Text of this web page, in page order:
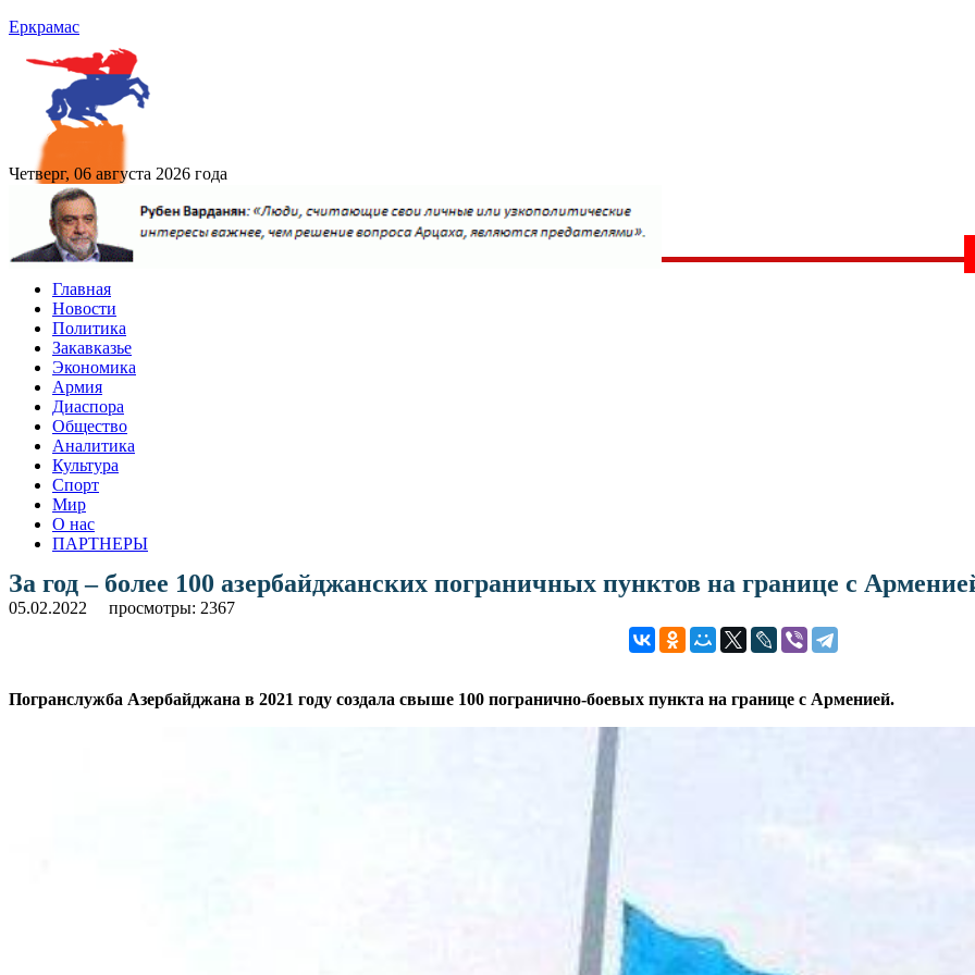
Еркрамас
Четверг, 06 августа 2026 года
Главная
Новости
Политика
Закавказье
Экономика
Армия
Диаспора
Общество
Аналитика
Культура
Спорт
Мир
О нас
ПАРТНЕРЫ
За год – более 100 азербайджанских пограничных пунктов на границе с
05.02.2022 просмотры: 2367
Погранслужба Азербайджана в 2021 году создала свыше 100 погранично-боевых пункта на границе с Арменией.